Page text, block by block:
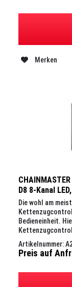
Merken
D8 8-Kanal
Out, 19", 6 HE
Die wohl am
Bedieneinheit.
erfolgt über das...
Artikelnummer:
Preis auf